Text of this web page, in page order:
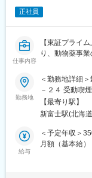
・受託した臨床
・臨床検査受
・検査用機器
■入社後のフォ
おります。
★臨床検査は理
多数活躍してお
・年間休日：
・週休2日制：
正社員
仕事内容
【東証プライ
り、動物薬事
■仕事内容
畜産農家や動
です。食の安
です。■畜産農
薬品・ワクチ
の営業に付随
勤務地
＜勤務地詳細
－２４ 受動喫
業所
【最寄り駅】
新富士駅(北海
給与
＜予定年収＞
月額（基本給